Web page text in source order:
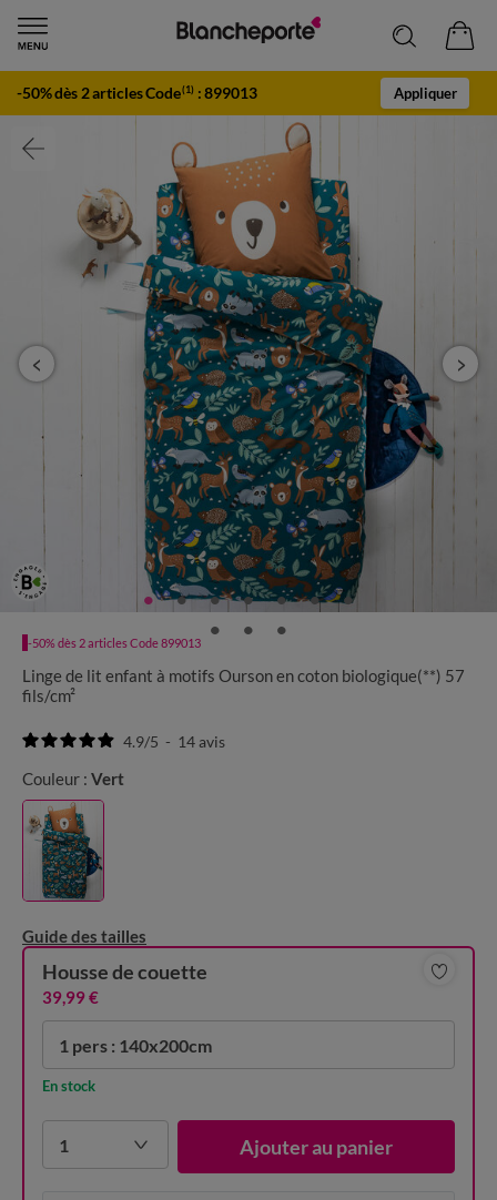
-50% dès 2 articles Code(1) :899013 Appliquer
-50% dès 2 articles Code 899013
Linge de lit enfant à motifs Ourson en coton biologique(**) 57
fils/cm²
4.9/5 - 14avis
Couleur : Vert
Guide des tailles
1 pers : 140x200cm
En stock
1 Ajouter au panier
Housse de couette
39,99 €